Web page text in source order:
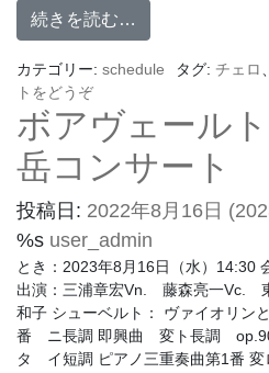
続きを読む…
カテゴリー: schedule タグ: チェロ
トをどうぞ
ボアヴェール
岳コンサート
投稿日: 2022年8月16日
%s user_admin
とき：2023年8月16日（水）14:30
出演：三浦章宏Vn. 藤森亮一Vc.
和子 シューベルト： ヴァイオリン
番 ニ長調 即興曲 変ト長調
タ イ短調 ピアノ三重奏曲第1番